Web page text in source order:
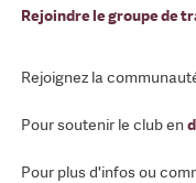
Rejoindre le groupe de
Rejoignez la
Pour soutenir le club en
Pour plus d'infos ou